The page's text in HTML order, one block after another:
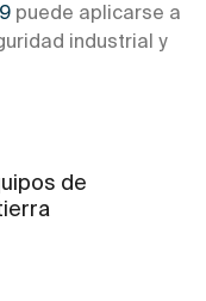
puede aplicarse a
industrial y
de